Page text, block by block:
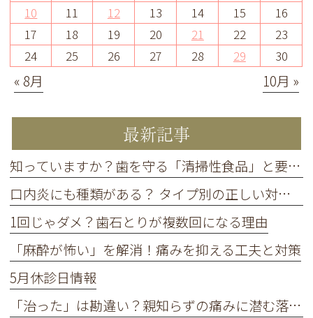
10
11 12 13 14 15
16
17
18 19 20 21 22
23
24
25 26 27 28 29 30
« 8月 10月 »
最新記事
知っていますか？歯を守る「清掃性食品」と要注意の「停滞性食品」
口内炎にも種類がある？ タイプ別の正しい対処法
1回じゃダメ？歯石とりが複数回になる理由
「麻酔が怖い」を解消！痛みを抑える工夫と対策
5月休診日情報
「治った」は勘違い？親知らずの痛みに潜む落とし穴